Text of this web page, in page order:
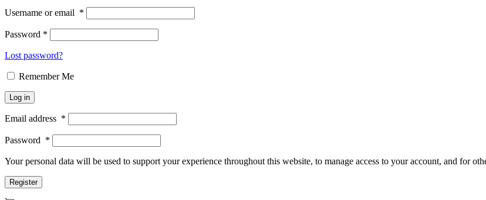
Username or email *
Password *
Lost password?
Remember Me
Log in
Email address *
Password *
Your personal data will be used to support your experience throughout this website, to manage access to your account, and for
Register